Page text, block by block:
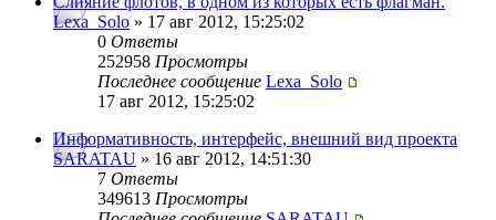
Lexa_Solo » 17 авг 2012, 15:25:02
0 Ответы
252958 Просмотры
Последнее сообщение Lexa_Solo
17 авг 2012, 15:25:02
Информативность, интерфейс, внешний вид проекта
SARATAU » 16 авг 2012, 14:51:30
7 Ответы
349613 Просмотры